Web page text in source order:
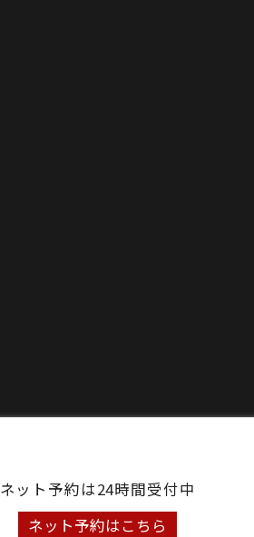
ネット予約は24時間受付中
ネット予約はこちら